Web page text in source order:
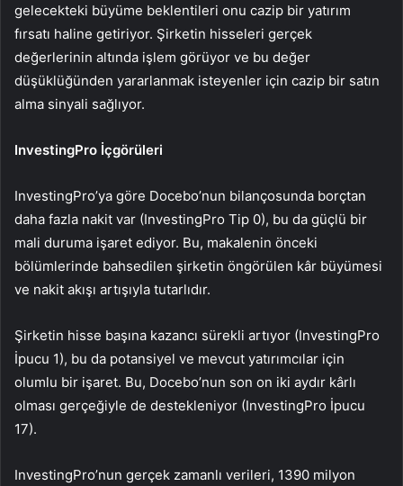
gelecekteki büyüme beklentileri onu cazip bir yatırım
fırsatı haline getiriyor. Şirketin hisseleri gerçek
değerlerinin altında işlem görüyor ve bu değer
düşüklüğünden yararlanmak isteyenler için cazip bir satın
alma sinyali sağlıyor.
InvestingPro İçgörüleri
InvestingPro’ya göre Docebo’nun bilançosunda borçtan
daha fazla nakit var (InvestingPro Tip 0), bu da güçlü bir
mali duruma işaret ediyor. Bu, makalenin önceki
bölümlerinde bahsedilen şirketin öngörülen kâr büyümesi
ve nakit akışı artışıyla tutarlıdır.
Şirketin hisse başına kazancı sürekli artıyor (InvestingPro
İpucu 1), bu da potansiyel ve mevcut yatırımcılar için
olumlu bir işaret. Bu, Docebo’nun son on iki aydır kârlı
olması gerçeğiyle de destekleniyor (InvestingPro İpucu
17).
InvestingPro’nun gerçek zamanlı verileri, 1390 milyon